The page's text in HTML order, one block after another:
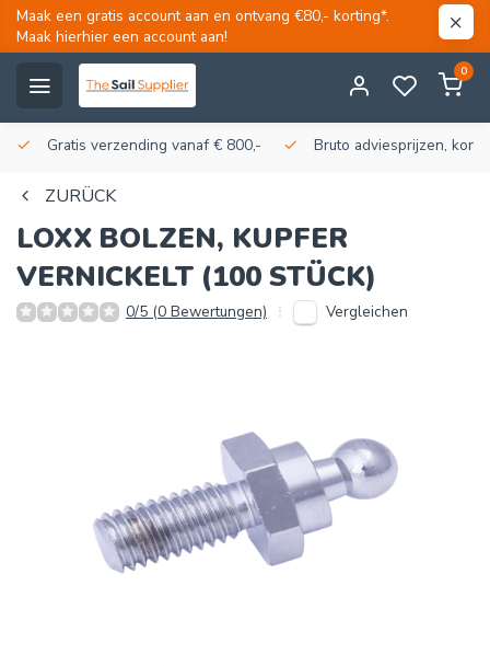
Maak een gratis account aan en ontvang €80,- korting*.
Maak hierhier een account aan!
0
Gratis verzending vanaf € 800,- Bruto adviesprijzen,
ZURÜCK
LOXX BOLZEN, KUPFER
VERNICKELT (100 STÜCK)
0/5 (0 Bewertungen) Vergleichen